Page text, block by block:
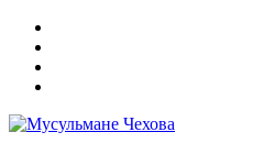
Перейти
содержимому